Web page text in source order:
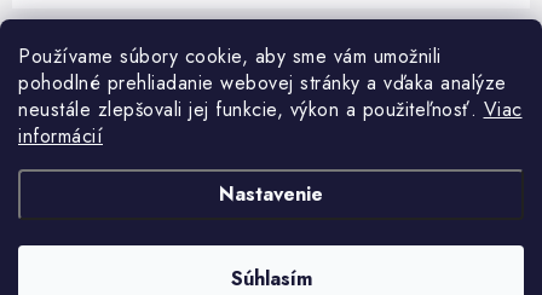
Používame súbory cookie, aby sme vám umožnili
pohodlné prehliadanie webovej stránky a vďaka analýze
neustále zlepšovali jej funkcie, výkon a použiteľnosť. Viac
informácií
Nastavenie
Súhlasím
Z
ZÁKAZNICKÝ SERVIS
DOPRAVA A PLATBA
VRÁTANIE TOVARU
REKLAMÁCIA TOVARU
DÔLEŽITÉ DOKUMENTY
Oshop.sk . Všetky práva vyhradené.